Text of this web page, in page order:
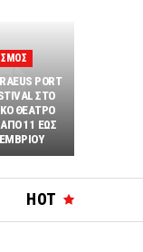
PORT
ΣΤΟ
ΘΕΑΤΡΟ
ΑΠΟ 11 ΕΩΣ
HOT